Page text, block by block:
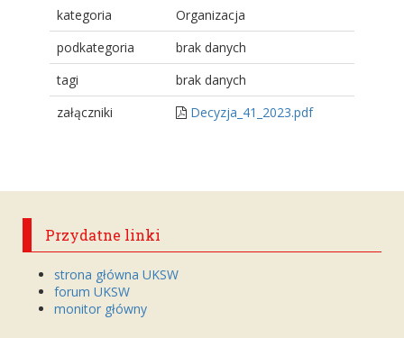
kategoria
Organizacja
podkategoria
brak danych
tagi
brak danych
załączniki
Decyzja_41_2023.pdf
Przydatne linki
strona główna UKSW
forum UKSW
monitor główny